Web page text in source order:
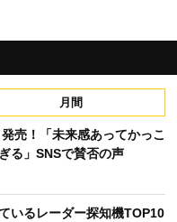
月間
売！「未来感あってかっこ
る」SNSで賛否の声
いるレーダー探知機TOP10